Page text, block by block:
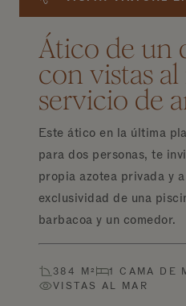
Ático de un
con vistas
servicio de
Este ático en la última
para dos personas, te
propia azotea privada y
exclusividad de una
barbacoa y un comedor.
384 M²
1 CAMA DE
VISTAS AL MAR